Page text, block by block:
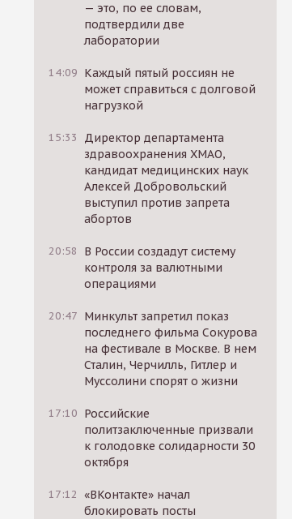
— это, по ее словам,
подтвердили две
лаборатории
14:09 Каждый пятый россиян не
может справиться с долговой
нагрузкой
15:33
Директор департамента
здравоохранения ХМАО,
кандидат медицинских наук
Алексей Добровольский
выступил против запрета
абортов
20:58
В России создадут систему
контроля за валютными
операциями
20:47 Минкульт запретил показ
последнего фильма Сокурова
на фестивале в Москве. В нем
Сталин, Черчилль, Гитлер и
Муссолини спорят о жизни
17:10 Российские
политзаключенные призвали
к голодовке солидарности 30
октября
17:12 «ВКонтакте» начал
блокировать посты